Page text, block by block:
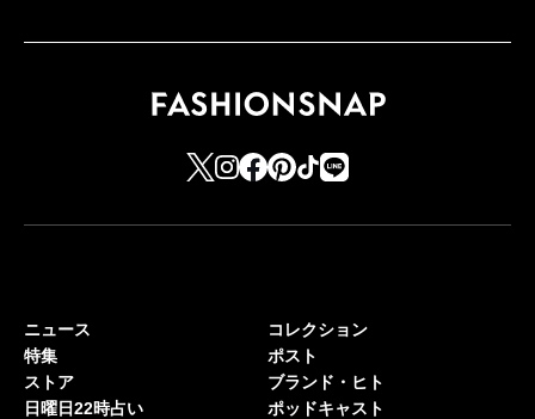
ニュース
特集
ストア
日曜日22時占い
コレクション
ポスト
ブランド・ヒト
ポッドキャスト